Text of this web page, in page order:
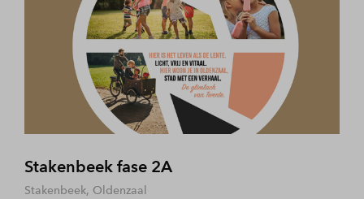
Stakenbeek fase 2A
Stakenbeek, Oldenzaal